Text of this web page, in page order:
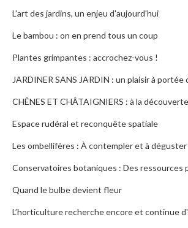
L'art des jardins, un enjeu d'aujourd'hui
Le bambou : on en prend tous un coup
Plantes grimpantes : accrochez-vous !
JARDINER SANS JARDIN : un plaisir à portée
CHÊNES ET CHÂTAIGNIERS : à la
Espace rudéral et reconquête spatiale
Les ombellifères : À contempler et à déguster
Conservatoires botaniques : Des ressources
Quand le bulbe devient fleur
L’horticulture recherche encore et continue